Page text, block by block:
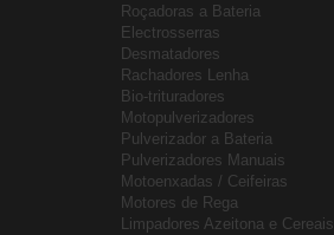
Roçadoras a Bateria
Electrosserras
Desmatadores
Rachadores Lenha
Bio-trituradores
Motopulverizadores
Pulverizador a Bateria
Pulverizadores Manuais
Motoenxadas / Ceifeiras
Motores de Rega
Limpadores Azeitona e Cereais